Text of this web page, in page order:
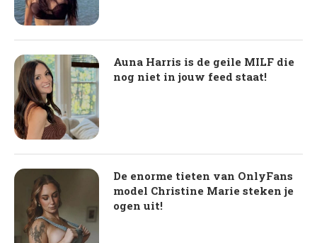
Auna Harris is de geile MILF die
nog niet in jouw feed staat!
De enorme tieten van OnlyFans
model Christine Marie steken je
ogen uit!